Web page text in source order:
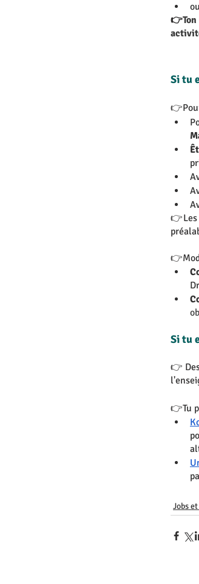
👉
Si tu
👉Les
Si tu
👉Tu
Jobs